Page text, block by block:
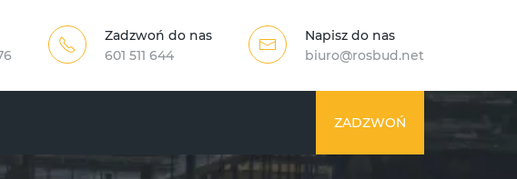
Zadzwoń do nas
601 511 644
Napisz do nas
biuro@rosbud.net
ZADZWOŃ